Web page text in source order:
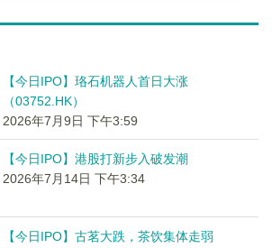
【今日IPO】珞石机器人首日大涨
（03752.HK）
2026年7月9日 下午3:59
【今日IPO】港股打新步入破发潮
2026年7月14日 下午3:34
【今日IPO】古茗大跌，茶饮集体走弱